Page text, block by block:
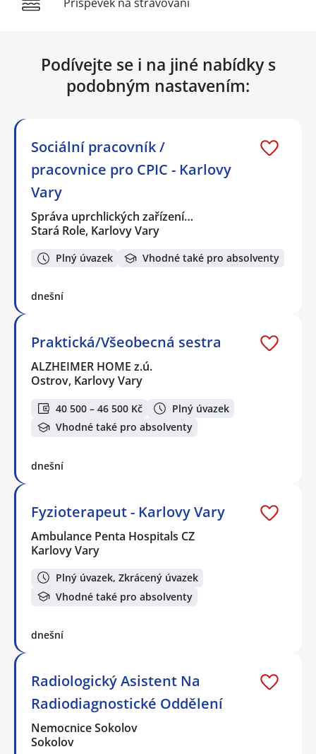
Podívejte se i na jiné nabídky s
podobným nastavením:
Sociální pracovník /
pracovnice pro CPIC - Karlovy
Vary
Správa uprchlických zařízení…
Stará Role, Karlovy Vary
Plný úvazek Vhodné také pro absolventy
dnešní
Praktická/Všeobecná sestra
ALZHEIMER HOME z.ú.
Ostrov, Karlovy Vary
40 500 – 46 500 Kč
Plný úvazek
Vhodné také pro absolventy
dnešní
Fyzioterapeut - Karlovy Vary
Ambulance Penta Hospitals CZ
Karlovy Vary
Plný úvazek, Zkrácený úvazek
Vhodné také pro absolventy
dnešní
Radiologický Asistent Na
Radiodiagnostické Oddělení
Nemocnice Sokolov
Sokolov